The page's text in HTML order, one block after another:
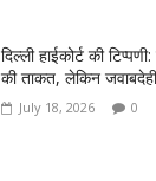
दिल्ली हाईकोर्ट की
की ताकत, लेकिन
July 18, 2026 0